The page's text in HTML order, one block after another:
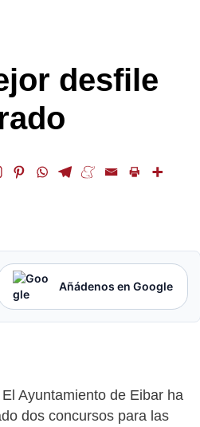
desfile
Añádenos en Google
Ayuntamiento de Eibar ha
dos concursos para las